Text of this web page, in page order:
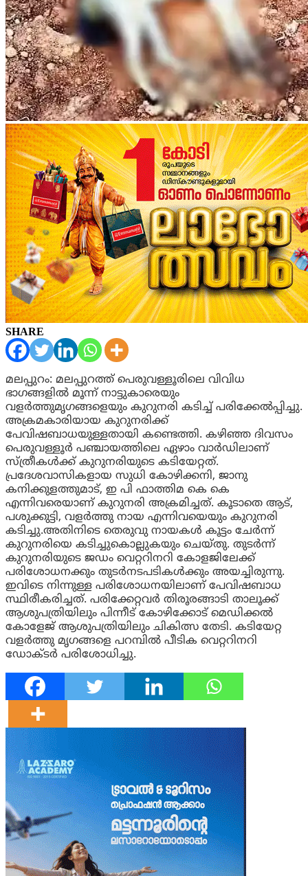
SHARE
മലപ്പുറം: മലപ്പുറത്ത് പെരുവള്ളൂരിലെ വിവിധ
ഭാഗങ്ങളിൽ മൂന്ന് നാട്ടുകാരെയും
വളർത്തുമൃഗങ്ങളെയും കുറുനരി കടിച്ച് പരിക്കേൽപ്പിച്ചു.
അക്രമകാരിയായ കുറുനരിക്ക്
പേവിഷബാധയുള്ളതായി കണ്ടെത്തി. കഴിഞ്ഞ ദിവസം
പെരുവള്ളൂർ പഞ്ചായത്തിലെ ഏഴാം വാർഡിലാണ്
സ്ത്രീകൾക്ക് കുറുനരിയുടെ കടിയേറ്റത്.
പ്രദേശവാസികളായ സുധി കോഴിക്കനി, ജാനു
കനിക്കുളത്തുമാട്, ഇ പി ഫാത്തിമ കെ കെ
എന്നിവരെയാണ് കുറുനരി അക്രമിച്ചത്. കൂടാതെ ആട്,
പശുക്കുട്ടി, വളർത്തു നായ എന്നിവയെയും കുറുനരി
കടിച്ചു.അതിനിടെ തെരുവു നായകള്‍ കൂട്ടം ചേർന്ന്
കുറുനരിയെ കടിച്ചുകൊല്ലുകയും ചെയ്തു. തുടർന്ന്
കുറുനരിയുടെ ജഡം വെറ്ററിനറി കോളജിലേക്ക്
പരിശോധനക്കും തുടർനടപടികൾക്കും അയച്ചിരുന്നു.
ഇവിടെ നിന്നുള്ള പരിശോധനയിലാണ് പേവിഷബാധ
സ്ഥിരീകരിച്ചത്. പരിക്കേറ്റവർ തിരൂരങ്ങാടി താലൂക്ക്
ആശുപത്രിയിലും പിന്നീട് കോഴിക്കോട് മെഡിക്കൽ
കോളേജ് ആശുപത്രിയിലും ചികിത്സ തേടി. കടിയേറ്റ
വളര്‍ത്തു മൃഗങ്ങളെ പറമ്പിൽ പീടിക വെറ്ററിനറി
ഡോക്ടർ പരിശോധിച്ചു.